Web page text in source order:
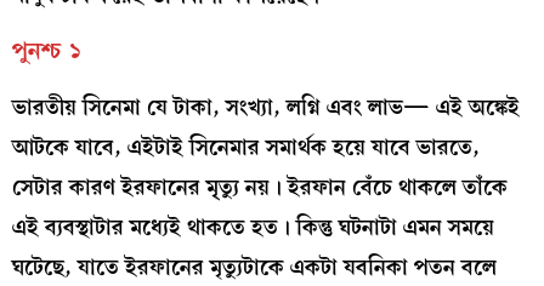
পুনশ্চ ১
ভারতীয় সিনেমা যে টাকা, সংখ্যা, লগ্নি এবং লাভ— এই অঙ্কেই
আটকে যাবে, এইটাই সিনেমার সমার্থক হয়ে যাবে ভারতে,
সেটার কারণ ইরফানের মৃ্ত্যু নয়। ইরফান বেঁচে থাকলে তাঁকে
এই ব্যবস্থাটার মধ্যেই থাকতে হত। কিন্তু ঘটনাটা এমন সময়ে
ঘটেছে, যাতে ইরফানের মৃত্যুটাকে একটা যবনিকা পতন বলে